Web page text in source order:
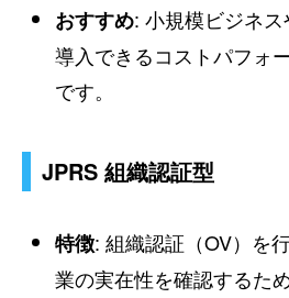
おすすめ: 小規模ビジネ
導入できるコストパフォ
です。
JPRS 組織認証型
特徴: 組織認証（OV）を
業の実在性を確認するた